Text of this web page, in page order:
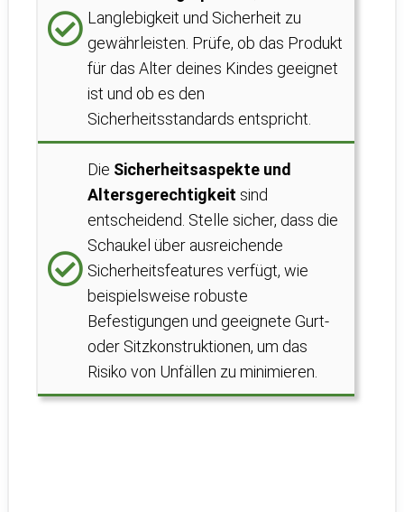
Langlebigkeit und Sicherheit zu
gewährleisten. Prüfe, ob das Produkt
für das Alter deines Kindes geeignet
ist und ob es den
Sicherheitsstandards entspricht.
Die Sicherheitsaspekte und
Altersgerechtigkeit sind
entscheidend. Stelle sicher, dass die
Schaukel über ausreichende
Sicherheitsfeatures verfügt, wie
beispielsweise robuste
Befestigungen und geeignete Gurt-
oder Sitzkonstruktionen, um das
Risiko von Unfällen zu minimieren.